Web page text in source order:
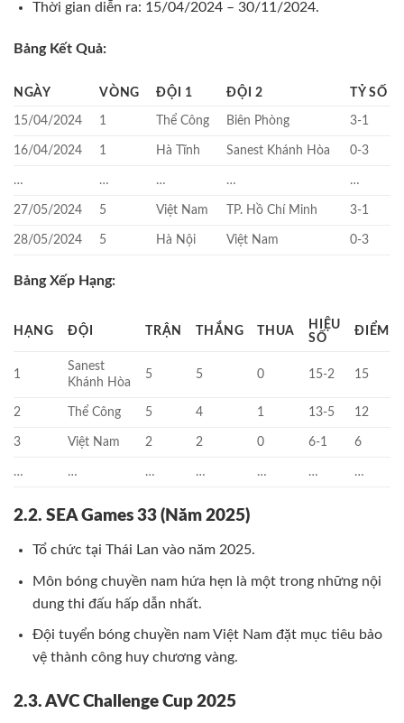
Thời gian diễn ra: 15/04/2024 – 30/11/2024.
Bảng Kết Quả:
NGÀY VÒNG ĐỘI 1 ĐỘI 2 TỶ SỐ
15/04/2024 1 Thể Công Biên Phòng 3-1
16/04/2024 1 Hà Tĩnh Sanest Khánh Hòa 0-3
… … … … …
27/05/2024 5 Việt Nam TP. Hồ Chí Minh 3-1
28/05/2024 5 Hà Nội Việt Nam 0-3
Bảng Xếp Hạng:
HẠNG ĐỘI TRẬN THẮNG THUA
HIỆU
SỐ
ĐIỂM
1
Sanest
Khánh Hòa
5 5 0 15-2 15
2 Thể Công 5 4 1 13-5 12
3 Việt Nam 2 2 0 6-1 6
… … … … … … …
2.2. SEA Games 33 (Năm 2025)
Tổ chức tại Thái Lan vào năm 2025.
Môn bóng chuyền nam hứa hẹn là một trong những nội
dung thi đấu hấp dẫn nhất.
Đội tuyển bóng chuyền nam Việt Nam đặt mục tiêu bảo
vệ thành công huy chương vàng.
2.3. AVC Challenge Cup 2025